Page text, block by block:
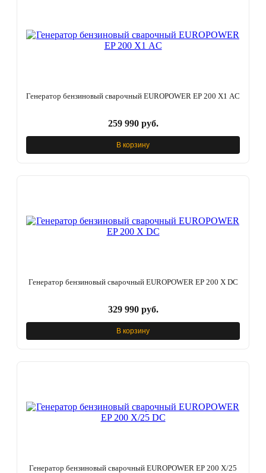
Генератор бензиновый сварочный EUROPOWER EP 200 Х1 AC
259 990 руб.
В корзину
Генератор бензиновый сварочный EUROPOWER EP 200 Х DC
329 990 руб.
В корзину
Генератор бензиновый сварочный EUROPOWER EP 200 Х/25